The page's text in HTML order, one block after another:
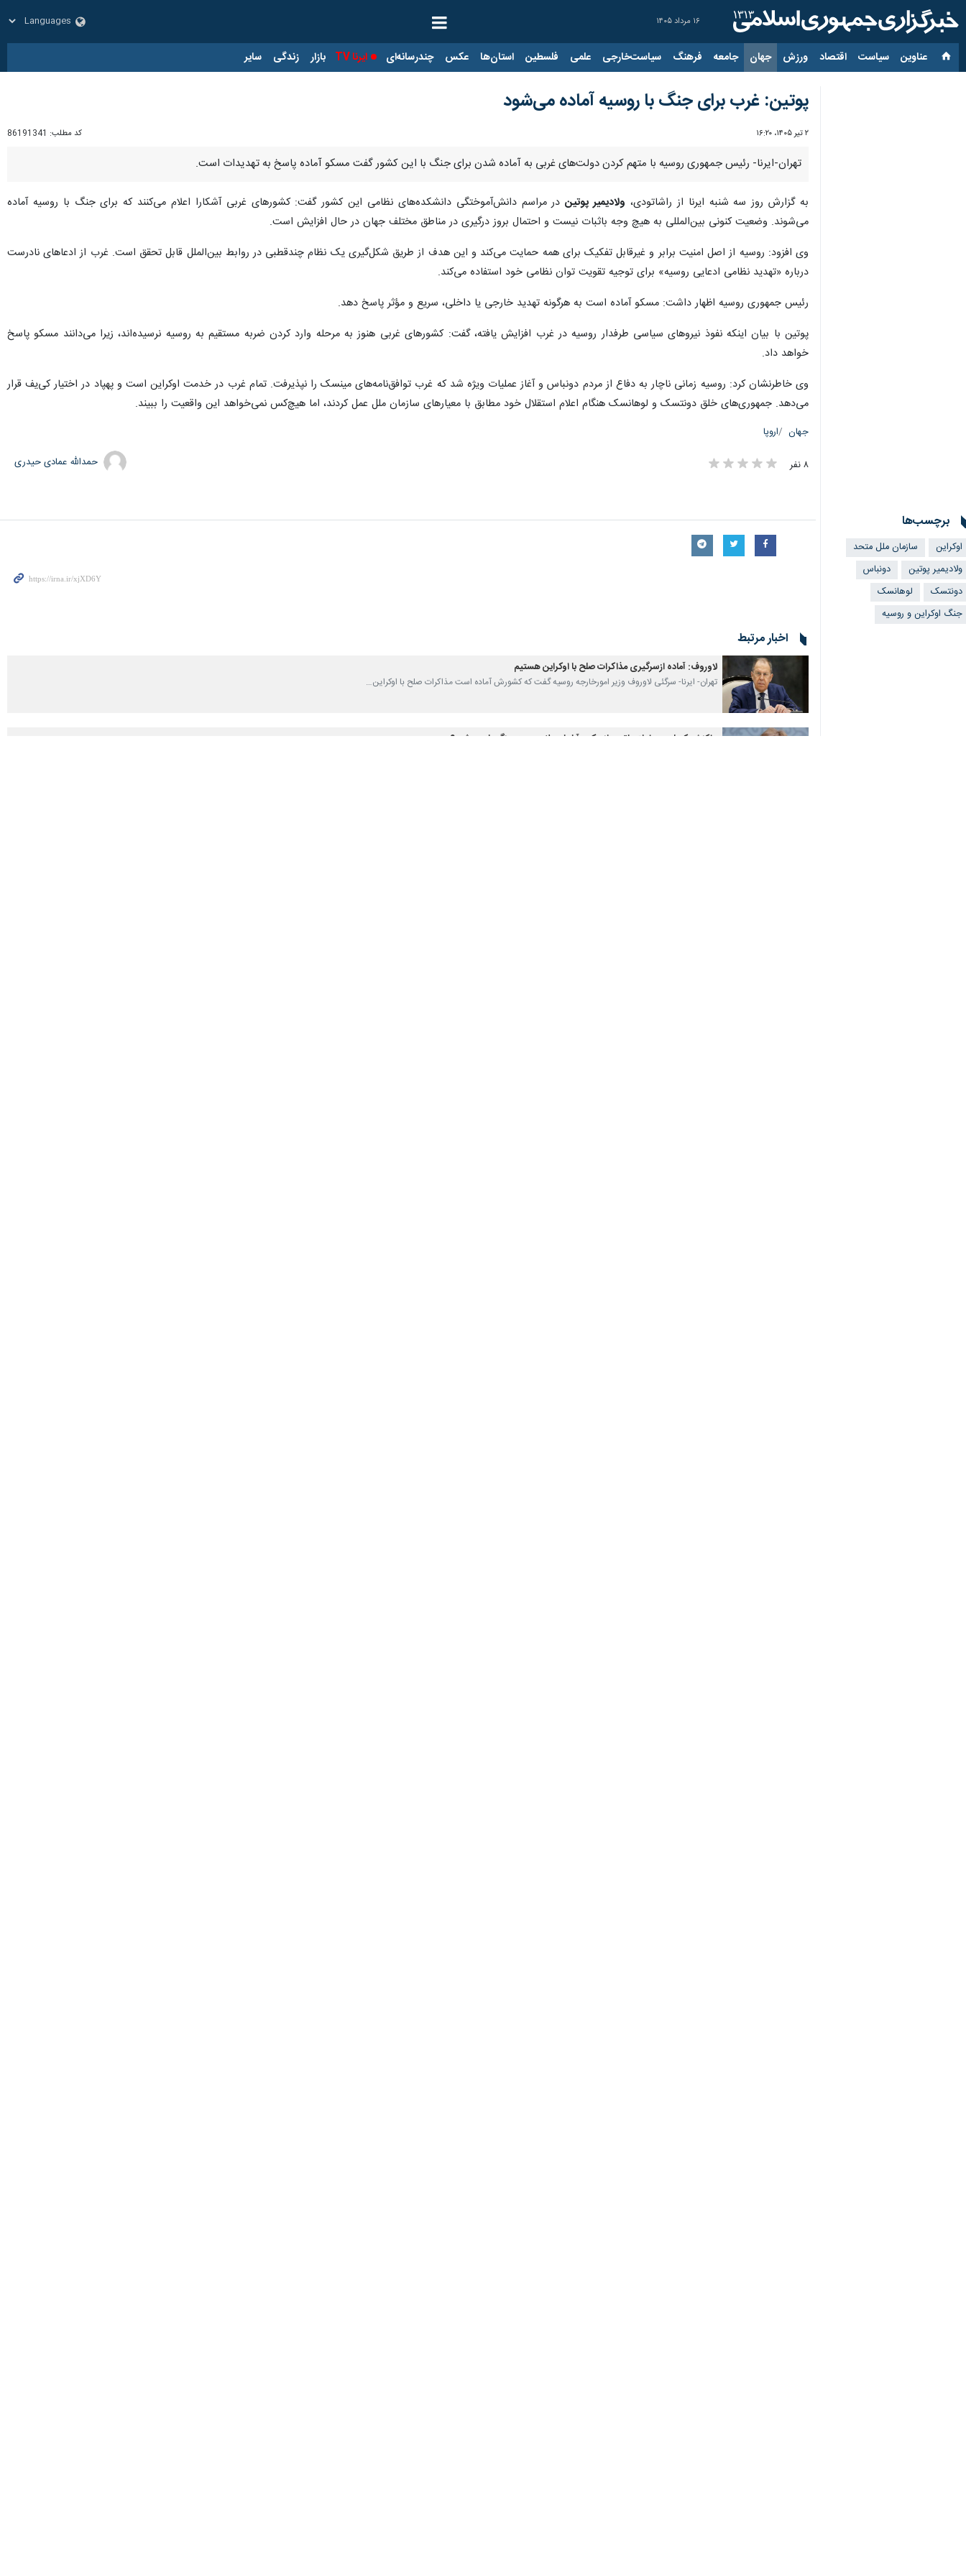
۱۶ مرداد ۱۴۰۵
عناوین‌ سیاست اقتصاد ورزش جهان جامعه فرهنگ سیاست‌خارجی علمی فلسطین استان‌ها عکس چندرسانه‌ای ایرنا TV بازار زندگی سایر
×
پوتین: غرب برای جنگ با روسیه آماده می‌شود
۲ تیر ۱۴۰۵، ۱۶:۲۰ کد مطلب: 86191341
تهران-ایرنا- رئیس جمهوری روسیه با متهم کردن دولت‌های غربی به آماده شدن برای جنگ با این کشور گفت مسکو آماده پاسخ به تهدیدات است.
به گزارش روز سه شنبه ایرنا از راشاتودی، ولادیمیر پوتیندر مراسم دانش‌آموختگی دانشکده‌های نظامی این کشور گفت: کشورهای غربی آشکارا اعلام می‌کنند که برای جنگ با روسیه آماده
می‌شوند. وضعیت کنونی بین‌المللی به هیچ وجه باثبات نیست و احتمال بروز درگیری در مناطق مختلف جهان در حال افزایش است.
وی افزود: روسیه از اصل امنیت برابر و غیرقابل تفکیک برای همه حمایت می‌کند و این هدف از طریق شکل‌گیری یک نظام چندقطبی در روابط بین‌الملل قابل تحقق است. غرب از ادعاهای نادرست
درباره «تهدید نظامی ادعایی روسیه» برای توجیه تقویت توان نظامی خود استفاده می‌کند.
رئیس جمهوری روسیه اظهار داشت: مسکو آماده است به هرگونه تهدید خارجی یا داخلی، سریع و مؤثر پاسخ دهد.
پوتین با بیان اینکه نفوذ نیروهای سیاسی طرفدار روسیه در غرب افزایش یافته، گفت: کشورهای غربی هنوز به مرحله وارد کردن ضربه مستقیم به روسیه نرسیده‌اند، زیرا می‌دانند مسکو پاسخ
خواهد داد.
وی خاطرنشان کرد: روسیه زمانی ناچار به دفاع از مردم دونباس و آغاز عملیات ویژه شد که غرب توافق‌نامه‌های مینسک را نپذیرفت. تمام غرب در خدمت اوکراین است و پهپاد در اختیار کی‌یف قرار
می‌دهد. جمهوری‌های خلق دونتسک و لوهانسک هنگام اعلام استقلال خود مطابق با معیارهای سازمان ملل عمل کردند، اما هیچ‌کس نمی‌خواهد این واقعیت را ببیند.
جهان اروپا
۸ نفر حمدالله عمادی حیدری
برچسب‌ها
اوکراین
سازمان ملل متحد
ولادیمیر پوتین
دونباس
دونتسک
لوهانسک
جنگ اوکراین و روسیه
اخبار مرتبط
لاوروف: آماده ازسرگیری مذاکرات صلح با اوکراین هستیم
تهران- ایرنا- سرگئی لاوروف وزیر امورخارجه روسیه گفت که کشورش آماده است مذاکرات صلح با اوکراین…
واکنش کرملین به اولتیماتوم زلنسکی؛ آیا پای بلاروس به جنگ باز می‌شود؟